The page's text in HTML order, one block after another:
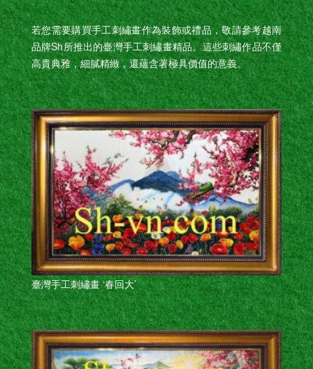
若您需要購買手工刺繡畫作為裝飾或禮品，敬請參考越南
品牌Sh所推出的臺灣手工刺繡畫精品。這些刺繡作品不僅
高貴典雅，細膩精緻，還蘊含著極具價值的意義。
臺灣手工刺繡畫 ‘春回大’